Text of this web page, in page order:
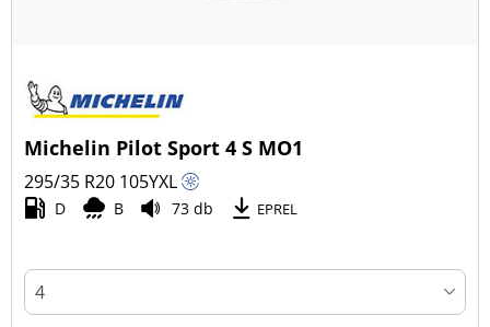
Michelin Pilot Sport 4 S MO1
295/35 R20 105YXL
D B 73 db EPREL